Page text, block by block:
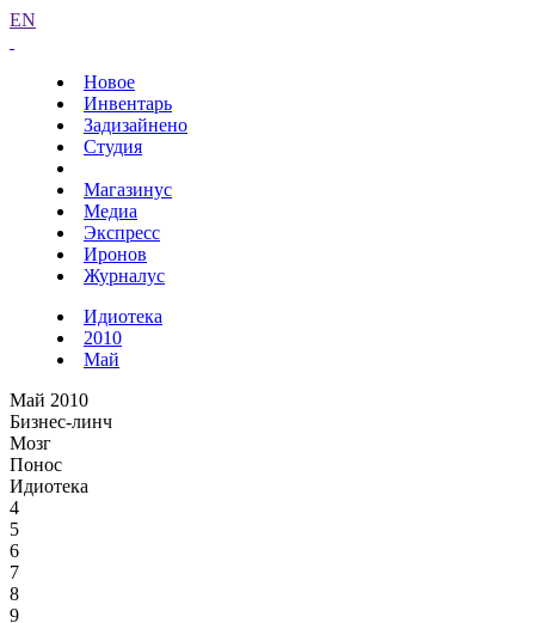
EN
Новое
Инвентарь
Задизайнено
Студия
Магазинус
Медиа
Экспресс
Иронов
Журналус
Идиотека
2010
Май
Май 2010
Бизнес-линч
Мозг
Понос
Идиотека
4
5
6
7
8
9